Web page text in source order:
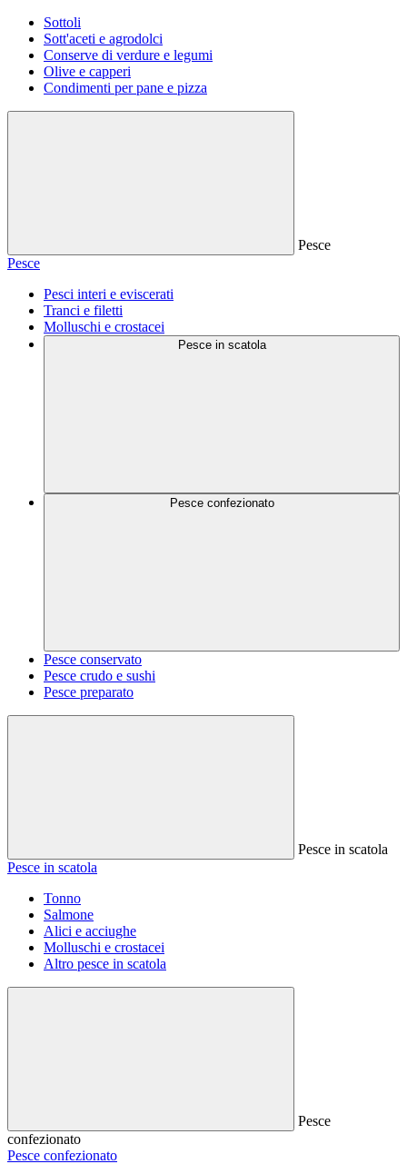
Sottoli
Sott'aceti e agrodolci
Conserve di verdure e legumi
Olive e capperi
Condimenti per pane e pizza
Pesce
Pesce
Pesci interi e eviscerati
Tranci e filetti
Molluschi e crostacei
Pesce in scatola
Pesce confezionato
Pesce conservato
Pesce crudo e sushi
Pesce preparato
Pesce in scatola
Pesce in scatola
Tonno
Salmone
Alici e acciughe
Molluschi e crostacei
Altro pesce in scatola
Pesce
confezionato
Pesce confezionato